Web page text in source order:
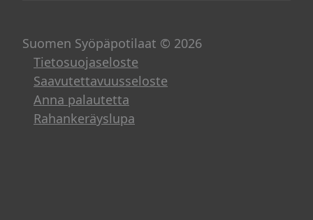
Suomen Syöpäpotilaat © 2026
Tietosuojaseloste
Saavutettavuusseloste
Anna palautetta
Rahankeräyslupa